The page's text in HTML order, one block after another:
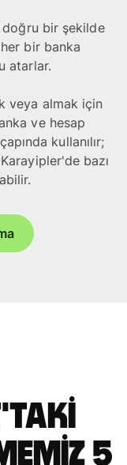
doğru bir şekilde
bir banka
atarlar.
veya almak için
ve hesap
kullanılır;
bazı
5